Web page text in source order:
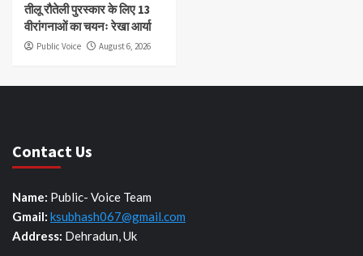
तीलू रौतेली पुरस्कार के लिए 13
वीरांगनाओं का चयनः रेखा आर्या
Public Voice August 6, 2026
Contact Us
Name: Public- Voice Team
Gmail: ksubhash067@gmail.com
Address: Dehradun, Uk